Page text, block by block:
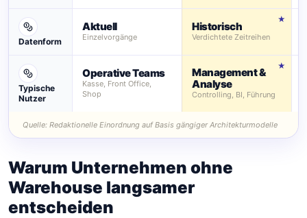
Datenform
Aktuell
Einzelvorgänge
Historisch
Verdichtete Zeitreihen
Typische
Nutzer
Operative Teams
Kasse, Front Office,
Shop
Management &
Analyse
Controlling, BI, Führung
Quelle: Redaktionelle Einordnung auf Basis gängiger Architekturmodelle
Warum Unternehmen ohne
Warehouse langsamer
entscheiden